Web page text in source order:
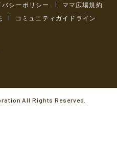
バシーポリシー
ママ広場規約
コミュニティガイドライン
All Rights Reserved.